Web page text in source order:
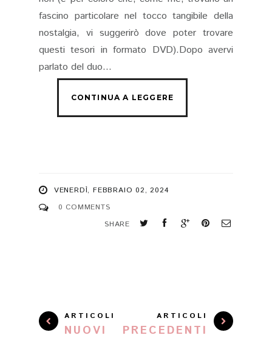
fascino particolare nel tocco tangibile della
nostalgia, vi suggerirò dove poter trovare
questi tesori in formato DVD).Dopo avervi
parlato del duo...
VENERDÌ, FEBBRAIO 02, 2024
0 COMMENTS
SHARE
ARTICOLI
NUOVI
ARTICOLI
PRECEDENTI